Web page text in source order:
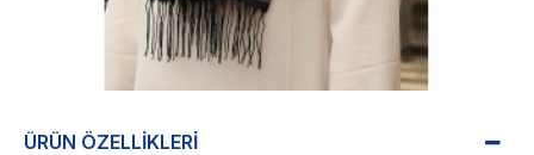
ÜRÜN ÖZELLIKLERI